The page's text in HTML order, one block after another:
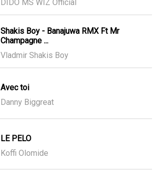
DIDO MS WIZ Official
Shakis Boy - Banajuwa RMX Ft Mr
Champagne ...
Vladmir Shakis Boy
Avec toi
Danny Biggreat
LE PELO
Koffi Olomide